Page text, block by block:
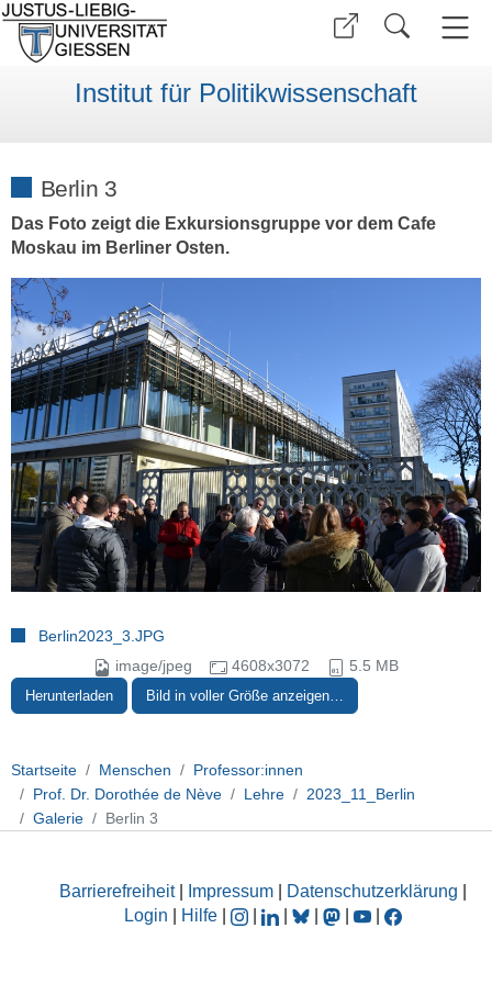
Institut für Politikwissenschaft
Berlin 3
Das Foto zeigt die Exkursionsgruppe vor dem Cafe
Moskau im Berliner Osten.
Berlin2023_3.JPG
image/jpeg
4608x3072 5.5 MB
Herunterladen Bild in voller Größe anzeigen…
Startseite Menschen
Professor:innen
Prof. Dr. Dorothée de Nève
Lehre
2023_11_Berlin
Galerie
Berlin 3
Barrierefreiheit| Impressum Datenschutzerklärung
Login
Hilfe